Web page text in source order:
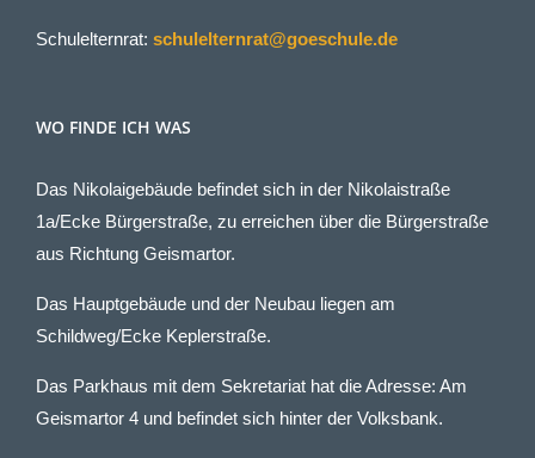
Schulelternrat: schulelternrat@goeschule.de
WO FINDE ICH WAS
Das Nikolaigebäude befindet sich in der Nikolaistraße
1a/Ecke Bürgerstraße, zu erreichen über die Bürgerstraße
aus Richtung Geismartor.
Das Hauptgebäude und der Neubau liegen am
Schildweg/Ecke Keplerstraße.
Das Parkhaus mit dem Sekretariat hat die Adresse: Am
Geismartor 4 und befindet sich hinter der Volksbank.